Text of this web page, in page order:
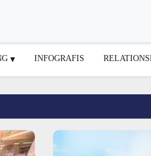
INFOGRAFIS